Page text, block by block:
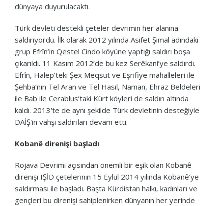
dünyaya duyurulacaktı.
Türk devleti destekli çeteler devrimin her alanına
saldırıyordu. İlk olarak 2012 yılında Asifet Şimal adındaki
grup Efrîn’in Qestel Cindo köyüne yaptığı saldırı boşa
çıkarıldı. 11 Kasım 2012’de bu kez Serêkani’ye saldırdı.
Efrîn, Halep’teki Şex Meqsut ve Eşrifiye mahalleleri ile
Şehba’nın Tel Aran ve Tel Hasıl, Naman, Ehraz Beldeleri
ile Bab ile Cerablus’taki Kürt köyleri de saldırı altında
kaldı. 2013'te de aynı şekilde Türk devletinin desteğiyle
DAİŞ'in vahşi saldırıları devam etti.
Kobanê direnişi başladı
Rojava Devrimi açısından önemli bir eşik olan Kobanê
direnişi IŞİD çetelerinin 15 Eylül 2014 yılında Kobanê’ye
saldırması ile başladı. Başta Kürdistan halkı, kadınları ve
gençleri bu direnişi sahiplenirken dünyanın her yerinde